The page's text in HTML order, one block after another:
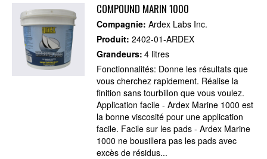
COMPOUND MARIN 1000
Compagnie:Ardex Labs Inc.
Produit:2402-01-ARDEX
Grandeurs: 4 litres
Fonctionnalités: Donne les résultats que
vous cherchez rapidement. Réalise la
finition sans tourbillon que vous voulez.
Application facile - Ardex Marine 1000 est
la bonne viscosité pour une application
facile. Facile sur les pads - Ardex Marine
1000 ne bousillera pas les pads avec
excès de résidus...